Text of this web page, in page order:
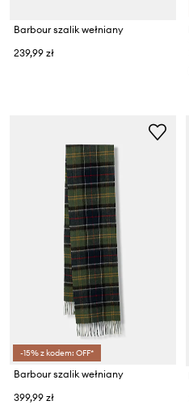
Barbour szalik wełniany
239,99 zł
-15% z kodem: OFF*
Barbour szalik wełniany
399,99 zł